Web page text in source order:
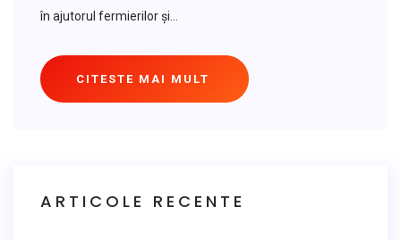
în ajutorul fermierilor și...
CITESTE MAI MULT
ARTICOLE RECENTE